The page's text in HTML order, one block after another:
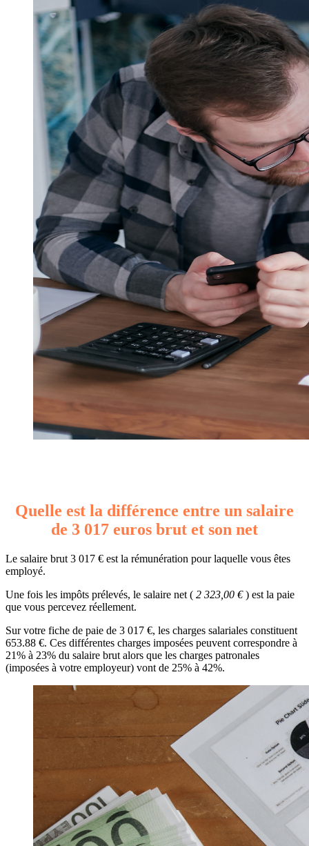
Quelle est la différence entre un salaire
de 3 017 euros brut et son net
Le salaire brut 3 017 € est la rémunération pour laquelle vous êtes
employé.
Une fois les impôts prélevés, le salaire net ( 2 323,00 €) est la paie
que vous percevez réellement.
Sur votre fiche de paie de 3 017 €, les charges salariales constituent
653.88 €. Ces différentes charges imposées peuvent correspondre à
21% à 23% du salaire brut alors que les charges patronales
(imposées à votre employeur) vont de 25% à 42%.